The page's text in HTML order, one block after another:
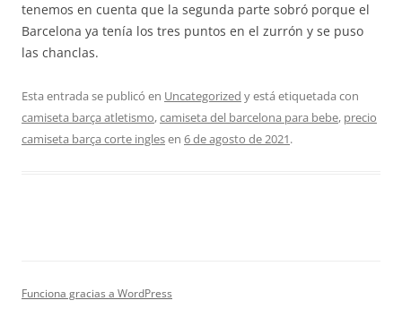
tenemos en cuenta que la segunda parte sobró porque el
Barcelona ya tenía los tres puntos en el zurrón y se puso
las chanclas.
Esta entrada se publicó en Uncategorized y está etiquetada con
camiseta barça atletismo,camiseta del barcelona para bebe, precio
camiseta barça corte inglesen 6 de agosto de 2021.
Funciona gracias a WordPress